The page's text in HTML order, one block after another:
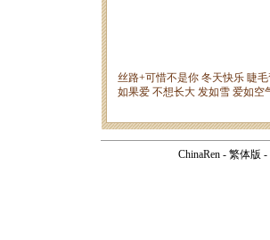
ChinaRen - 繁体版 -